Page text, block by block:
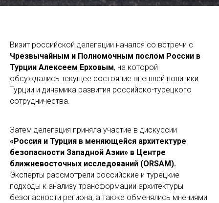
Визит российской делегации начался со встречи с
Чрезвычайным и Полномочным послом России в
Турции Алексеем Ерховым, на которой
обсуждались текущее состояние внешней политики
Турции и динамика развития российско-турецкого
сотрудничества.
Затем делегация приняла участие в дискуссии
«Россия и Турция в меняющейся архитектуре
безопасности Западной Азии» в Центре
ближневосточных исследований (ORSAM).
Эксперты рассмотрели российские и турецкие
подходы к анализу трансформации архитектуры
безопасности региона, а также обменялись мнениями